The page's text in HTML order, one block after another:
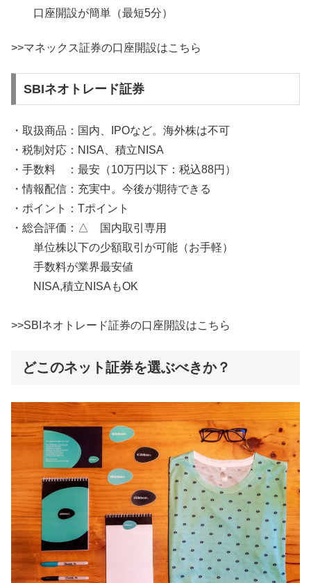
口座開設が簡単（最短5分）
>>マネックス証券の口座開設はこちら
SBIネオトレード証券
・取扱商品：国内、IPOなど。海外株は不可
・税制対応：NISA、積立NISA
・手数料 ：最安（10万円以下：税込88円）
・情報配信：充実中。今後が期待できる
・ポイント：Tポイント
・総合評価：△ 国内取引専用
単位株以下の少額取引が可能（お手軽）
手数料が業界最安値
NISA,積立NISAもOK
>>SBIネオトレード証券の口座開設はこちら
どこのネット証券を選ぶべきか？